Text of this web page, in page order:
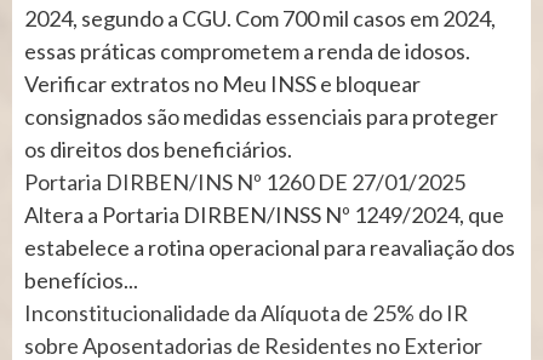
2024, segundo a CGU. Com 700 mil casos em 2024,
essas práticas comprometem a renda de idosos.
Verificar extratos no Meu INSS e bloquear
consignados são medidas essenciais para proteger
os direitos dos beneficiários.
Portaria DIRBEN/INS Nº 1260 DE 27/01/2025
Altera a Portaria DIRBEN/INSS Nº 1249/2024, que
estabelece a rotina operacional para reavaliação dos
benefícios...
Inconstitucionalidade da Alíquota de 25% do IR
sobre Aposentadorias de Residentes no Exterior